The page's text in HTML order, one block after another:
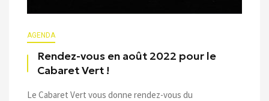
AGENDA
Rendez-vous en août 2022 pour le
Cabaret Vert !
Le Cabaret Vert vous donne rendez-vous du